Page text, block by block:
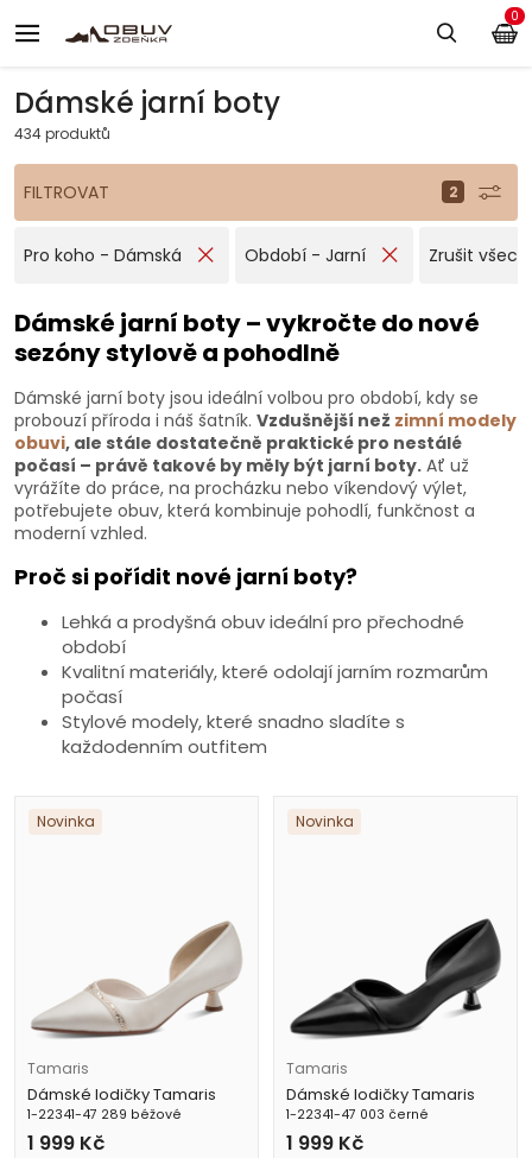
Dámské jarní boty
434 produktů
FILTROVAT
Pro koho - Dámská Období - Jarní Zrušit
Dámské jarní boty – vykročte do nové
sezóny stylově a pohodlně
Dámské jarní boty jsou ideální volbou pro období, kdy se
probouzí příroda i náš šatník. Vzdušnější než zimní modely
obuvi, ale stále dostatečně praktické pro nestálé
počasí – právě takové by měly být jarní boty. Ať už
vyrážíte do práce, na procházku nebo víkendový výlet,
potřebujete obuv, která kombinuje pohodlí, funkčnost a
moderní vzhled.
Proč si pořídit nové jarní boty?
Lehká a prodyšná obuv ideální pro přechodné
období
Kvalitní materiály, které odolají jarním rozmarům
počasí
Stylové modely, které snadno sladíte s
každodenním outfitem
Novinka
Tamaris
Dámské lodičky Tamaris
1-22341-47 289 béžové
1 999 Kč
Novinka
Tamaris
Dámské lodičky Tamaris
1-22341-47 003 černé
1 999 Kč
0